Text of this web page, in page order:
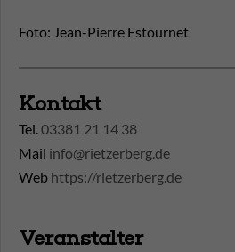
Foto: Jean-Pierre Estournet
Kontakt
Tel.03381 21 14 38
Mail info@rietzerberg.de
Web https://rietzerberg.de
Veranstalter